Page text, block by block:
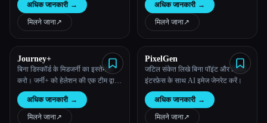
अधिक जानकारी →
मिलने जाना↗︎
अधिक जानकारी →
मिलने जाना↗︎
Journey+
बिना डिस्कॉर्ड के मिडजर्नी का इस्तेमाल
करो। जर्नी+ को हेलेशन की एक टीम द्वारा
विकसित किया गया है, जो एक वेंचर
स्टूडियो है, जो डिज़ाइन-केंद्रित उत्पादों पर
ध्यान केंद्रित करता है।
अधिक जानकारी →
मिलने जाना↗︎
PixelGen
जटिल संकेत लिखे बिना पॉइंट और क्लिक
इंटरफ़ेस के साथ AI इमेज जेनरेट करें।
अधिक जानकारी →
मिलने जाना↗︎